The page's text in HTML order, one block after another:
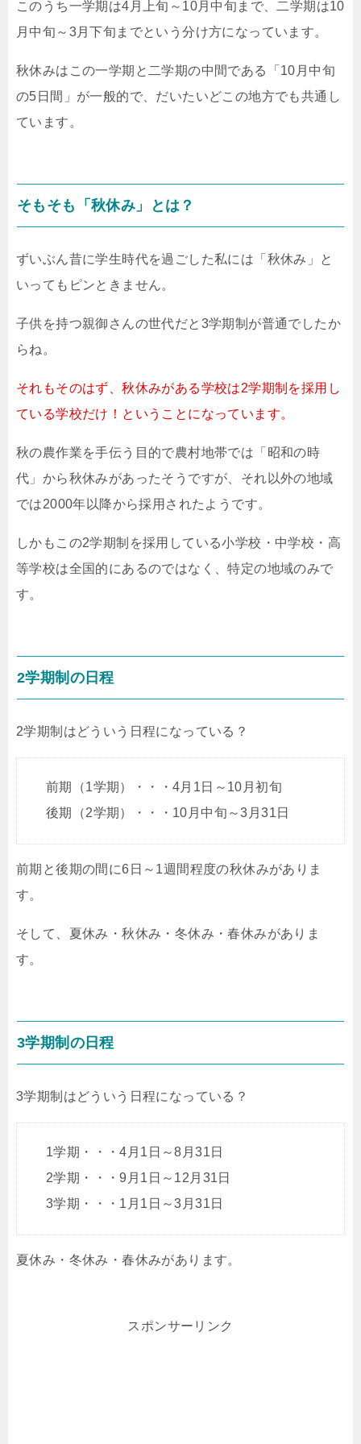
このうち一学期は4月上旬～10月中旬まで、二学期は10
月中旬～3月下旬までという分け方になっています。
秋休みはこの一学期と二学期の中間である「10月中旬
の5日間」が一般的で、だいたいどこの地方でも共通し
ています。
そもそも「秋休み」とは？
ずいぶん昔に学生時代を過ごした私には「秋休み」と
いってもピンときません。
子供を持つ親御さんの世代だと3学期制が普通でしたか
らね。
それもそのはず、秋休みがある学校は2学期制を採用し
ている学校だけ！ということになっています。
秋の農作業を手伝う目的で農村地帯では「昭和の時
代」から秋休みがあったそうですが、それ以外の地域
では2000年以降から採用されたようです。
しかもこの2学期制を採用している小学校・中学校・高
等学校は全国的にあるのではなく、特定の地域のみで
す。
2学期制の日程
2学期制はどういう日程になっている？
前期（1学期）・・・4月1日～10月初旬
後期（2学期）・・・10月中旬～3月31日
前期と後期の間に6日～1週間程度の秋休みがありま
す。
そして、夏休み・秋休み・冬休み・春休みがありま
す。
3学期制の日程
3学期制はどういう日程になっている？
1学期・・・4月1日～8月31日
2学期・・・9月1日～12月31日
3学期・・・1月1日～3月31日
夏休み・冬休み・春休みがあります。
スポンサーリンク